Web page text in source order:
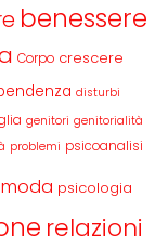
benessere
Corpo crescere
disturbi
genitori genitorialità
problemi psicoanalisi
psicologia
relazioni